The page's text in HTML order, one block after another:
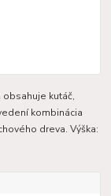
obsahuje kutáč,
kombinácia
dreva. Výška: